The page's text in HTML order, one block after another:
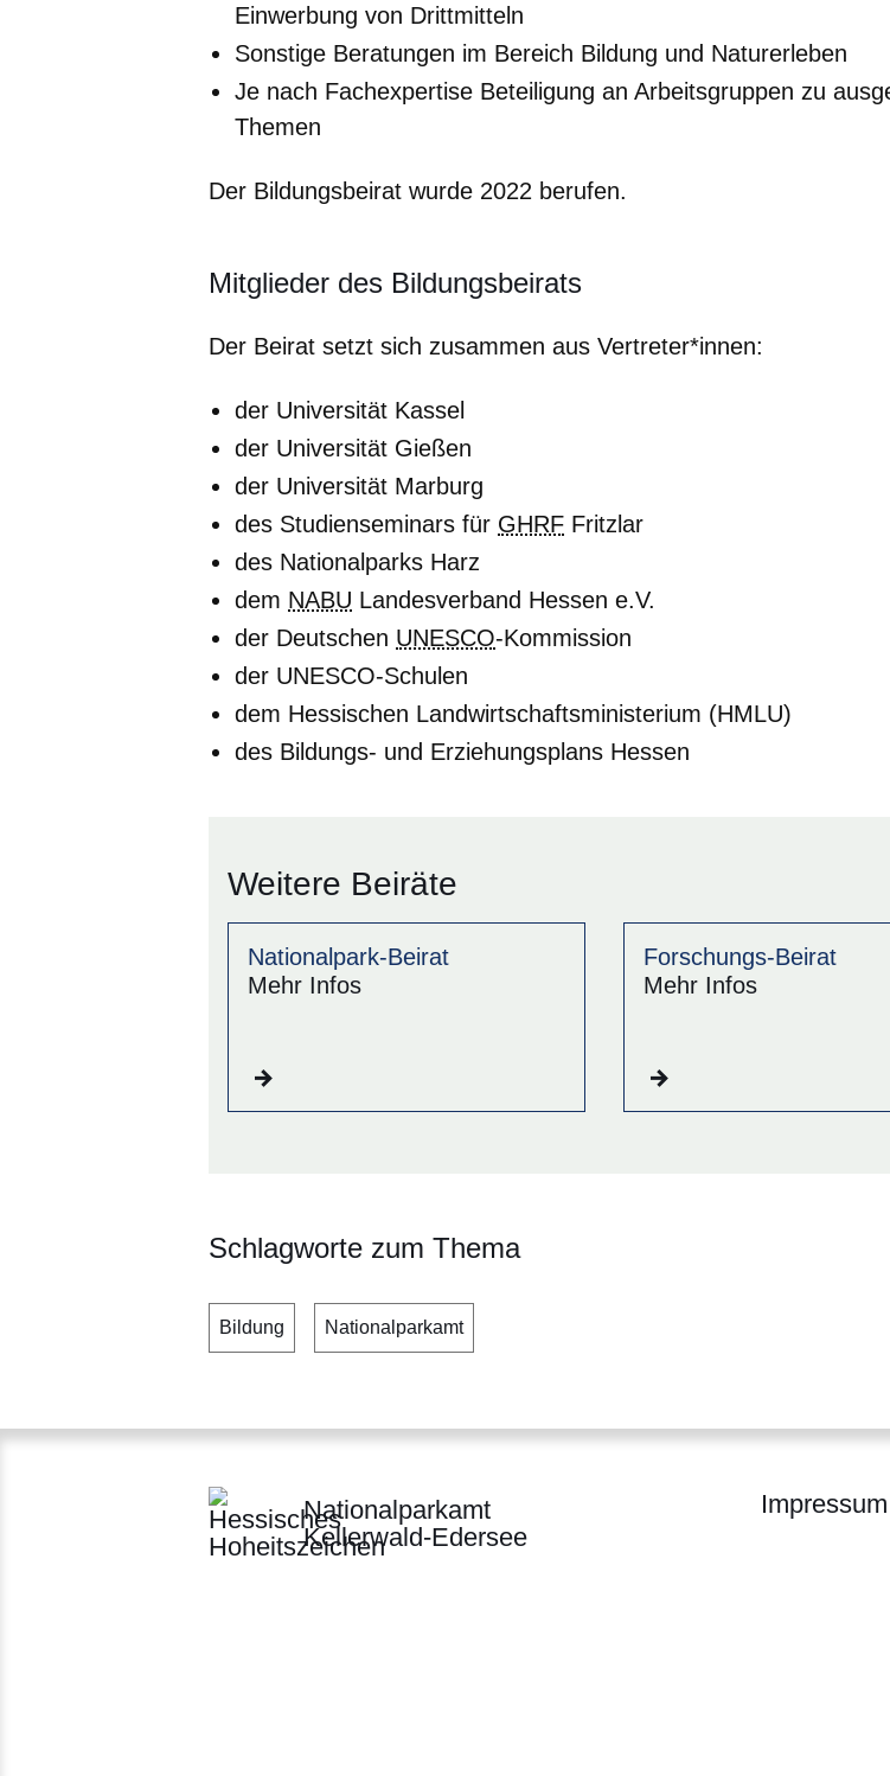
Einwerbung von Drittmitteln
Sonstige Beratungen im Bereich Bildung und Naturerleben
Je nach Fachexpertise Beteiligung an Arbeitsgruppen zu
Themen
Der Bildungsbeirat wurde 2022 berufen.
Mitglieder des Bildungsbeirats
Der Beirat setzt sich zusammen aus Vertreter*innen:
der Universität Kassel
der Universität Gießen
der Universität Marburg
des Studienseminars für GHRF Fritzlar
des Nationalparks Harz
dem NABU Landesverband Hessen e.V.
der Deutschen UNESCO-Kommission
der UNESCO-Schulen
dem Hessischen Landwirtschaftsministerium (HMLU)
des Bildungs- und Erziehungsplans Hessen
Weitere Beiräte
Nationalpark-Beirat
Mehr Infos
Forschungs-Beirat
Mehr Infos
Schlagworte zum Thema
Bildung Nationalparkamt
Nationalparkamt
Kellerwald-Edersee
Impressum